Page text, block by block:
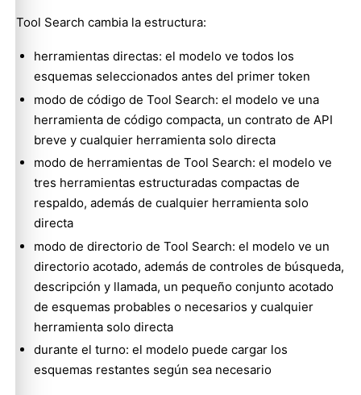
Tool Search cambia la estructura:
herramientas directas: el modelo ve todos los
esquemas seleccionados antes del primer token
modo de código de Tool Search: el modelo ve una
herramienta de código compacta, un contrato de API
breve y cualquier herramienta solo directa
modo de herramientas de Tool Search: el modelo ve
tres herramientas estructuradas compactas de
respaldo, además de cualquier herramienta solo
directa
modo de directorio de Tool Search: el modelo ve un
directorio acotado, además de controles de búsqueda,
descripción y llamada, un pequeño conjunto acotado
de esquemas probables o necesarios y cualquier
herramienta solo directa
durante el turno: el modelo puede cargar los
esquemas restantes según sea necesario